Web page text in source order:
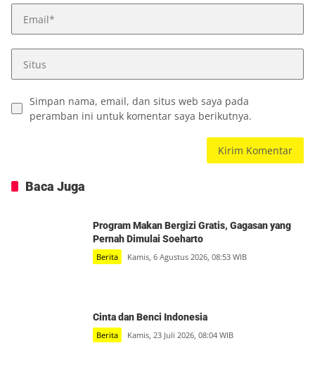
Simpan nama, email, dan situs web saya pada
peramban ini untuk komentar saya berikutnya.
Baca Juga
Program Makan Bergizi Gratis, Gagasan yang
Pernah Dimulai Soeharto
Berita Kamis, 6 Agustus 2026, 08:53 WIB
Cinta dan Benci Indonesia
Berita Kamis, 23 Juli 2026, 08:04 WIB